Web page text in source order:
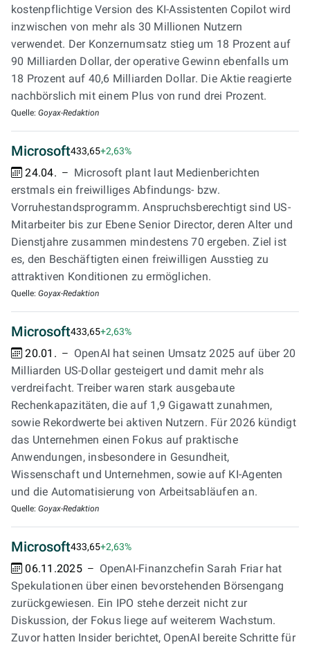
kostenpflichtige Version des KI-Assistenten Copilot wird
inzwischen von mehr als 30 Millionen Nutzern
verwendet. Der Konzernumsatz stieg um 18 Prozent auf
90 Milliarden Dollar, der operative Gewinn ebenfalls um
18 Prozent auf 40,6 Milliarden Dollar. Die Aktie reagierte
nachbörslich mit einem Plus von rund drei Prozent.
Quelle: Goyax-Redaktion
Microsoft433,65+2,63%
24.04.
Microsoft plant laut Medienberichten
erstmals ein freiwilliges Abfindungs- bzw.
Vorruhestandsprogramm. Anspruchsberechtigt sind US-
Mitarbeiter bis zur Ebene Senior Director, deren Alter und
Dienstjahre zusammen mindestens 70 ergeben. Ziel ist
es, den Beschäftigten einen freiwilligen Ausstieg zu
attraktiven Konditionen zu ermöglichen.
Quelle: Goyax-Redaktion
Microsoft433,65+2,63%
20.01.
OpenAI hat seinen Umsatz 2025 auf über 20
Milliarden US-Dollar gesteigert und damit mehr als
verdreifacht. Treiber waren stark ausgebaute
Rechenkapazitäten, die auf 1,9 Gigawatt zunahmen,
sowie Rekordwerte bei aktiven Nutzern. Für 2026 kündigt
das Unternehmen einen Fokus auf praktische
Anwendungen, insbesondere in Gesundheit,
Wissenschaft und Unternehmen, sowie auf KI-Agenten
und die Automatisierung von Arbeitsabläufen an.
Quelle: Goyax-Redaktion
Microsoft433,65+2,63%
06.11.2025
OpenAI-Finanzchefin Sarah Friar hat
Spekulationen über einen bevorstehenden Börsengang
zurückgewiesen. Ein IPO stehe derzeit nicht zur
Diskussion, der Fokus liege auf weiterem Wachstum.
Zuvor hatten Insider berichtet, OpenAI bereite Schritte für